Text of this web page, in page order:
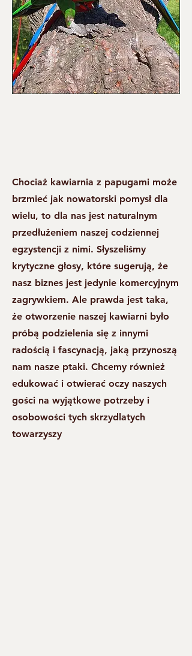
Chociaż kawiarnia z papugami może
brzmieć jak nowatorski pomysł dla
wielu, to dla nas jest naturalnym
przedłużeniem naszej codziennej
egzystencji z nimi. Słyszeliśmy
krytyczne głosy, które sugerują, że
nasz biznes jest jedynie komercyjnym
zagrywkiem. Ale prawda jest taka,
że otworzenie naszej kawiarni było
próbą podzielenia się z innymi
radością i fascynacją, jaką przynoszą
nam nasze ptaki. Chcemy również
edukować i otwierać oczy naszych
gości na wyjątkowe potrzeby i
osobowości tych skrzydlatych
towarzyszy